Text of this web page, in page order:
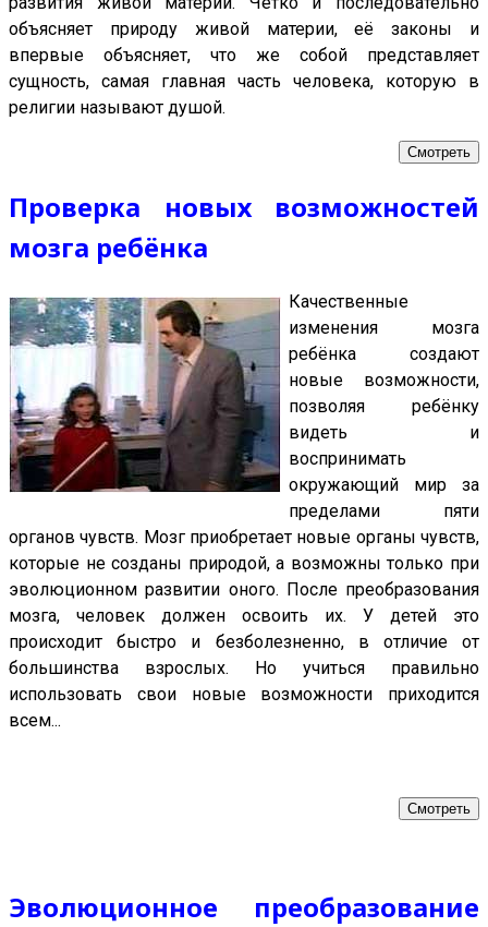
объясняет природу живой материи, её законы и
впервые объясняет, что же собой представляет
сущность, самая главная часть человека, которую в
религии называют душой.
Смотреть
Проверка новых возможностей
мозга ребёнка
Качественные
изменения мозга
ребёнка создают
новые возможности,
позволяя ребёнку
видеть и
воспринимать
окружающий мир за
пределами пяти
органов чувств. Мозг приобретает новые органы чувств,
которые не созданы природой, а возможны только при
эволюционном развитии оного. После преобразования
мозга, человек должен освоить их. У детей это
происходит быстро и безболезненно, в отличие от
большинства взрослых. Но учиться правильно
использовать свои новые возможности приходится
всем...
Смотреть
Эволюционное преобразование